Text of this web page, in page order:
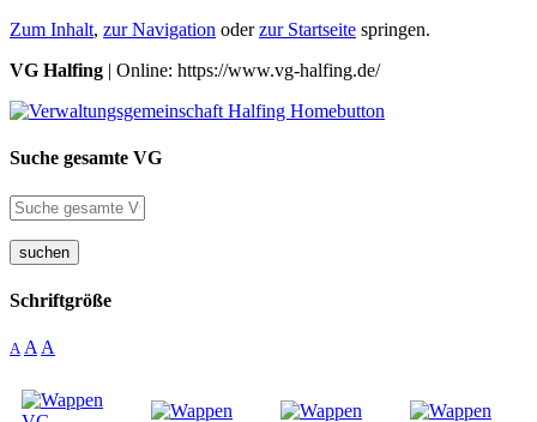
Zum Inhalt, zur Navigation oderzur Startseite springen.
VG Halfing | Online: https://www.vg-halfing.de/
Suche gesamte VG
suchen
Schriftgröße
A A A